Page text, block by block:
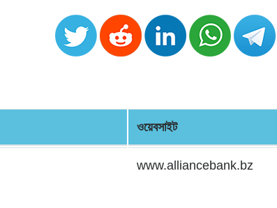
ওয়েবসাইট
www.alliancebank.bz